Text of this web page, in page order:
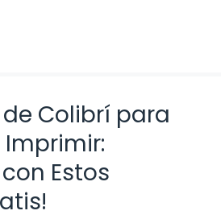
Colibrí para
Estos